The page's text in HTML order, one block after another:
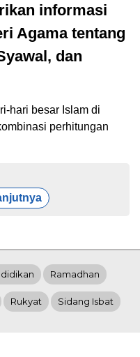
informasi
Agama tentang
dan
hari besar Islam di
perhitungan
Ramadhan
Rukyat Sidang Isbat